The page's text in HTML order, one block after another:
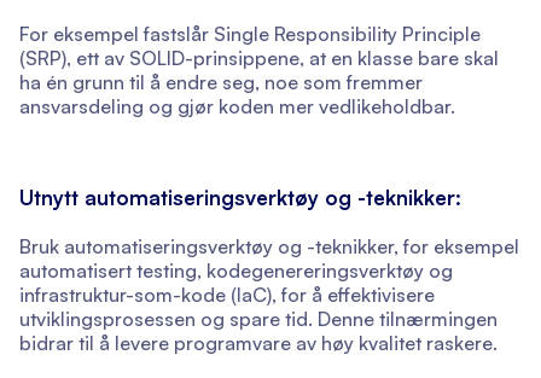
For eksempel fastslår Single Responsibility Principle
(SRP), ett av SOLID-prinsippene, at en klasse bare skal
ha én grunn til å endre seg, noe som fremmer
ansvarsdeling og gjør koden mer vedlikeholdbar.
Utnytt automatiseringsverktøy og -teknikker:
Bruk automatiseringsverktøy og -teknikker, for eksempel
automatisert testing, kodegenereringsverktøy og
infrastruktur-som-kode (IaC), for å effektivisere
utviklingsprosessen og spare tid. Denne tilnærmingen
bidrar til å levere programvare av høy kvalitet raskere.